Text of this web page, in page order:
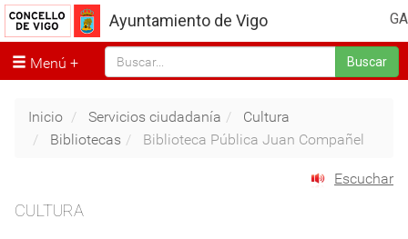
GA
Ayuntamiento de Vigo
Menú Buscar
Inicio Servicios ciudadanía
Cultura
Bibliotecas
Biblioteca Pública Juan Compañel
Escuchar
CULTURA